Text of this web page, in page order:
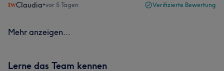
Claudia•vor 5 Tagen Verifizierte Bewertung
Mehr anzeigen...
Lerne das Team kennen